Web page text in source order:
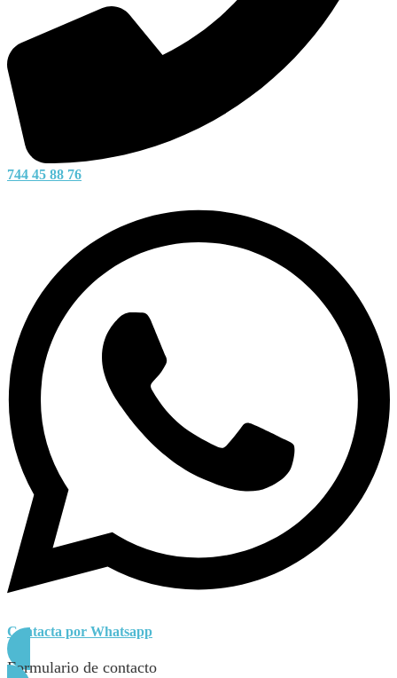
744 45 88 76
Contacta por Whatsapp
Formulario de contacto